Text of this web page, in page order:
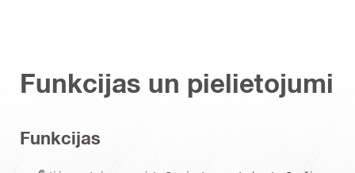
Funkcijas un pielietojumi
Funkcijas